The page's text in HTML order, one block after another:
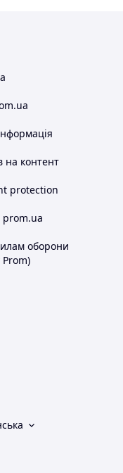
на контент
protection
prom.ua
оборони